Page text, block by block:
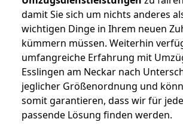
damit Sie sich um nichts anderes
wichtigen Dinge in Ihrem neuen
kümmern müssen. Weiterhin
umfangreiche Erfahrung mit
Esslingen am Neckar nach
jeglicher Größenordnung und
somit garantieren, dass wir für
passende Lösung finden werden.